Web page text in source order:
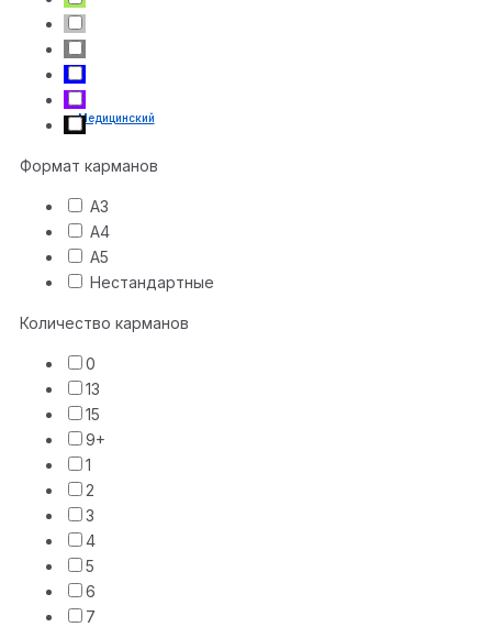
Медицинский
Формат карманов
А3
А4
А5
Нестандартные
Количество карманов
0
13
15
9+
1
2
3
4
5
6
7